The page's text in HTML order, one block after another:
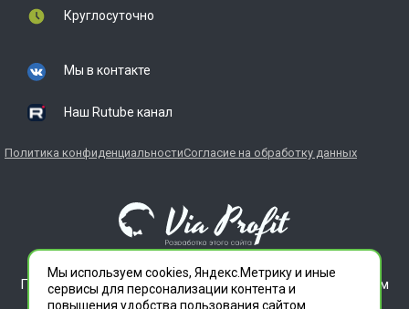
Круглосуточно
Мы в контакте
Наш Rutube канал
Политика конфиденциальностиСогласие на обработку данных
ГЛАВДЕЗЦЕНТР является зарегистрированным товарным
знаком. Все права защищены.
Мы используем cookies, Яндекс.Метрику и иные
сервисы для персонализации контента и
повышения удобства пользования сайтом